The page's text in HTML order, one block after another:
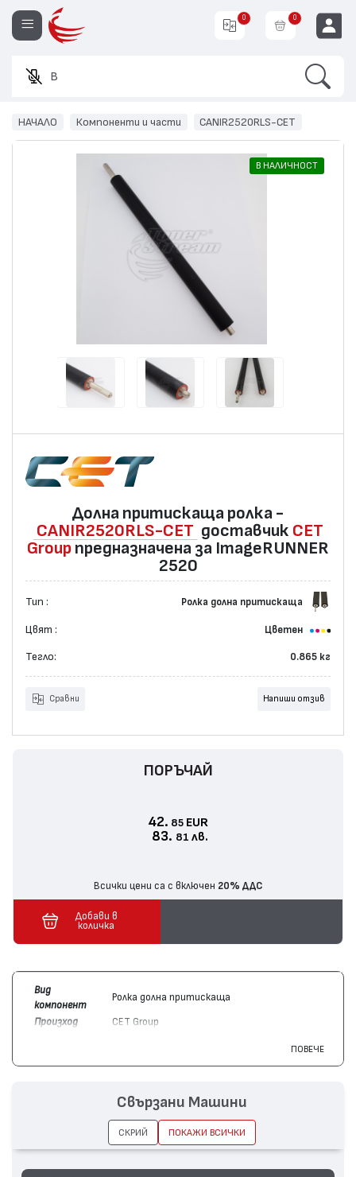
Въвед
0 0
НАЧАЛО Компоненти и части CANIR2520RLS-CET
В НАЛИЧНОСТ
Долна притискаща ролка -
CANIR2520RLS-CET доставчик CET
Group предназначена за ImageRUNNER
2520
Тип : Ролка долна притискаща
Цвят : Цветен
Тегло: 0.865 кг
Сравни Напиши отзив
ПОРЪЧАЙ
42. 85 EUR
83. 81 лв.
Всички цени са с включен 20% ДДС
Добави в
количка
Вид
компонент
Ролка долна притискаща
Произход
CET Group
2230
ПОВЕЧЕ
Свързани Машини
СКРИЙ ПОКАЖИ ВСИЧКИ